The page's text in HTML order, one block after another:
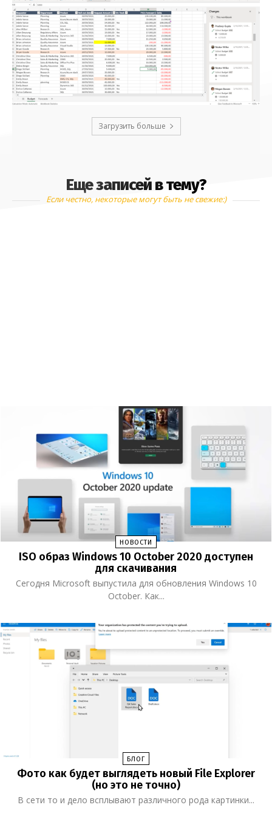
Загрузить больше
Еще записей в тему?
Если честно, некоторые могут быть не свежие:)
НОВОСТИ
ISO образ Windows 10 October 2020 доступен
для скачивания
Сегодня Microsoft выпустила для обновления Windows 10
October. Как...
БЛОГ
Фото как будет выглядеть новый File Explorer
(но это не точно)
В сети то и дело всплывают различного рода картинки...